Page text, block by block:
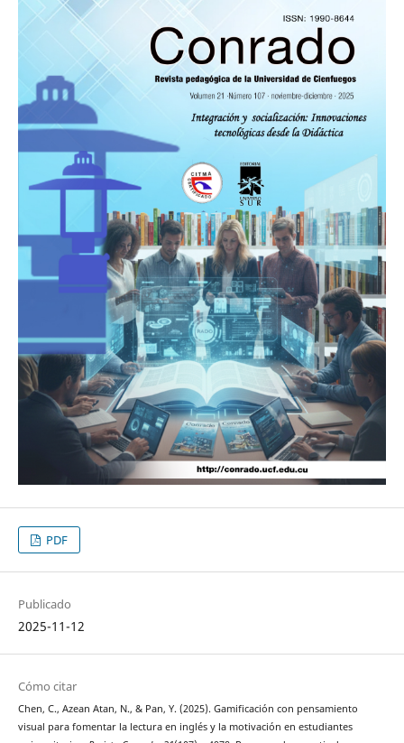
PDF
Publicado
2025-11-12
Cómo citar
Chen, C., Azean Atan, N., & Pan, Y. (2025). Gamificación con pensamiento
visual para fomentar la lectura en inglés y la motivación en estudiantes